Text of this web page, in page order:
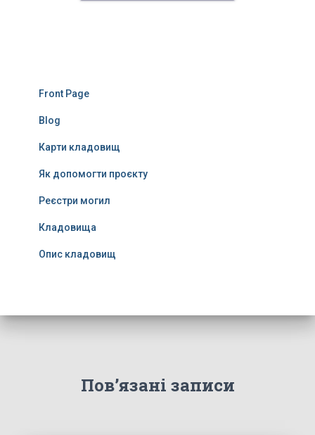
Front Page
Blog
Карти кладовищ
Як допомогти проєкту
Реєстри могил
Кладовища
Опис кладовищ
Пов’язані записи